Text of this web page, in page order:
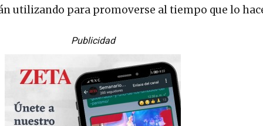
utilizando para promoverse al tiempo que lo
Publicidad